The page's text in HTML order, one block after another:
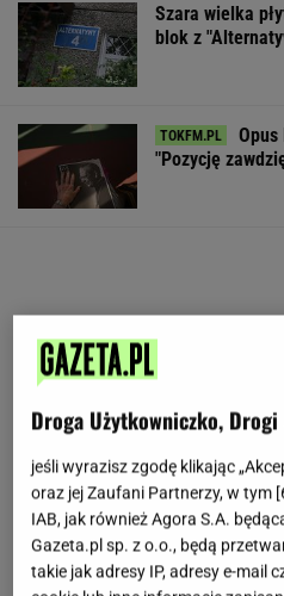
Szara wielka
blok z
"Pozycję
Droga Użytkowniczko,
jeśli wyrazisz zgodę klikając
oraz jej Zaufani Partnerzy, w tym [
IAB, jak również Agora S.A.
Gazeta.pl sp. z o.o., będą
takie jak adresy IP, adresy e-mail